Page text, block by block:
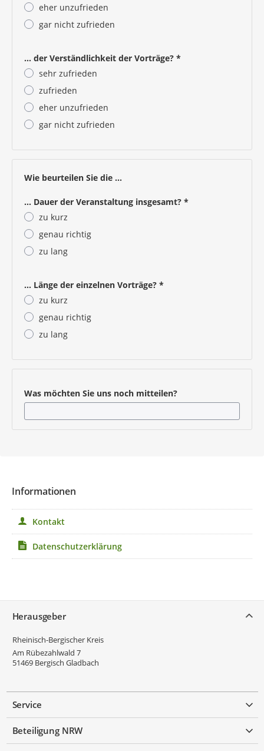
eher unzufrieden
gar nicht zufrieden
... der Verständlichkeit der Vorträge? *
sehr zufrieden
zufrieden
eher unzufrieden
gar nicht zufrieden
Wie beurteilen Sie die ...
... Dauer der Veranstaltung insgesamt? *
zu kurz
genau richtig
zu lang
... Länge der einzelnen Vorträge? *
zu kurz
genau richtig
zu lang
Was möchten Sie uns noch mitteilen?
Informationen
Kontakt
Datenschutzerklärung
Herausgeber
Rheinisch-Bergischer Kreis
Am Rübezahlwald 7
51469 Bergisch Gladbach
Service
Beteiligung NRW